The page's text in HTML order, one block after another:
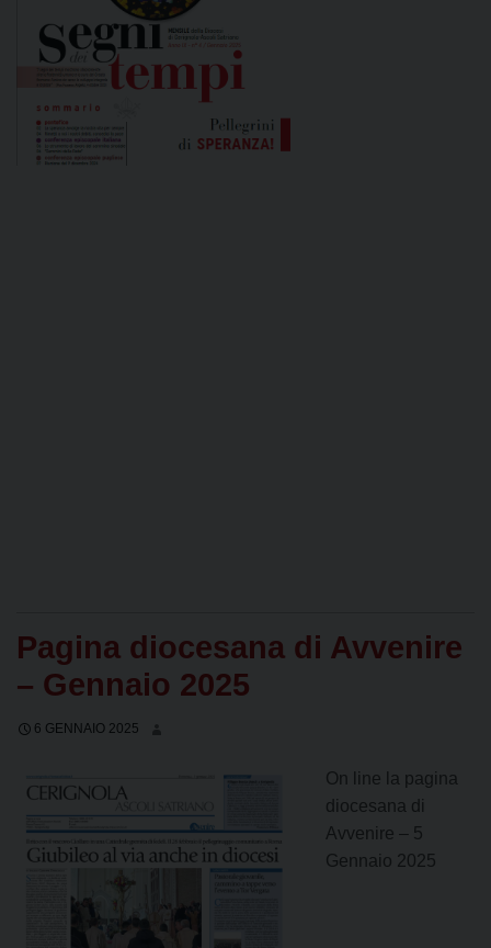
Pagina diocesana di Avvenire
– Gennaio 2025
6 GENNAIO 2025
On line la pagina
diocesana di
Avvenire – 5
Gennaio 2025